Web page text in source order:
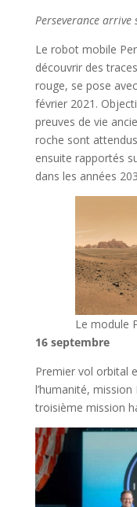
Perseverance arrive
Le robot mobile
découvrir des
rouge, se pose
février 2021.
preuves de vie
roche sont
ensuite rapportés
dans les années
Le module
16 septembre
Premier vol orbital
l’humanité,
troisième mission